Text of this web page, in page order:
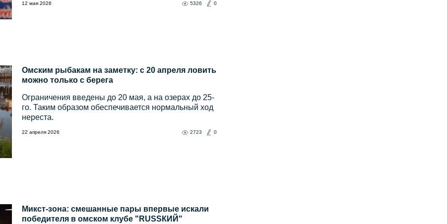
12 мая 2026 5326 0
Омским рыбакам на заметку: с 20 апреля ловить
можно только с берега
Ограничения введены до 20 мая, а на озерах до 25-
го. Таким образом обеспечивается нормальный ход
нереста.
22 апреля 2026 2723 0
Микст-зона: смешанные пары впервые искали
победителя в омском клубе "RUSSКИЙ"